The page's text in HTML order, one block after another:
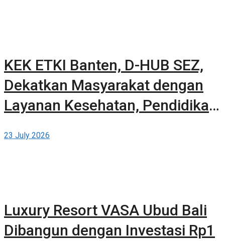
KEK ETKI Banten, D-HUB SEZ,
Dekatkan Masyarakat dengan
Layanan Kesehatan, Pendidikan,
BSD City
23 July 2026
Luxury Resort VASA Ubud Bali
Dibangun dengan Investasi Rp1